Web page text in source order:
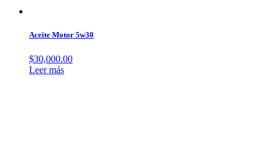
Aceite Motor 5w30
$30,000.00
Leer más